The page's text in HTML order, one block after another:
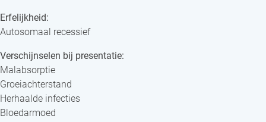
Erfelijkheid:
Autosomaal recessief
Verschijnselen bij presentatie:
Malabsorptie
Groeiachterstand
Herhaalde infecties
Bloedarmoed